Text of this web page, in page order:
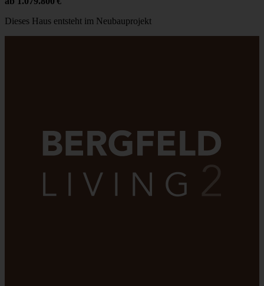
Dieses Haus entsteht im Neubauprojekt